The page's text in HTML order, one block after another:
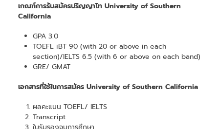
เกณฑ์การรับสมัครปริญญาโท University of Southern
California
GPA 3.0
TOEFL iBT 90 (with 20 or above in each
section)/IELTS 6.5 (with 6 or above on each band)
GRE/ GMAT
เอกสารที่ใช้ในการสมัคร University of Southern California
ผลคะแนน TOEFL/ IELTS
Transcript